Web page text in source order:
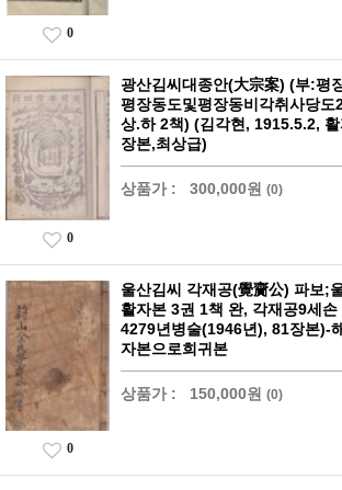
0
광산김씨대종안(大宗案) (부:평
평장동도및평장동비각취사당도
상.하 2책) (김각현, 1915.5.2,
장본,최상급)
상품가 : 300,000원 (0)
0
울산김씨 각재공(覺齎公) 파보;
활자본 3권 1책 완, 각재공9세손
4279년병술(1946년), 81장본)-
자본으로희귀본
상품가 : 150,000원 (0)
0